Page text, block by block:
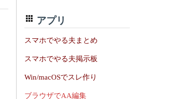
アプリ
スマホでやる夫まとめ
スマホでやる夫掲示板
Win/macOSでスレ作り
ブラウザでAA編集